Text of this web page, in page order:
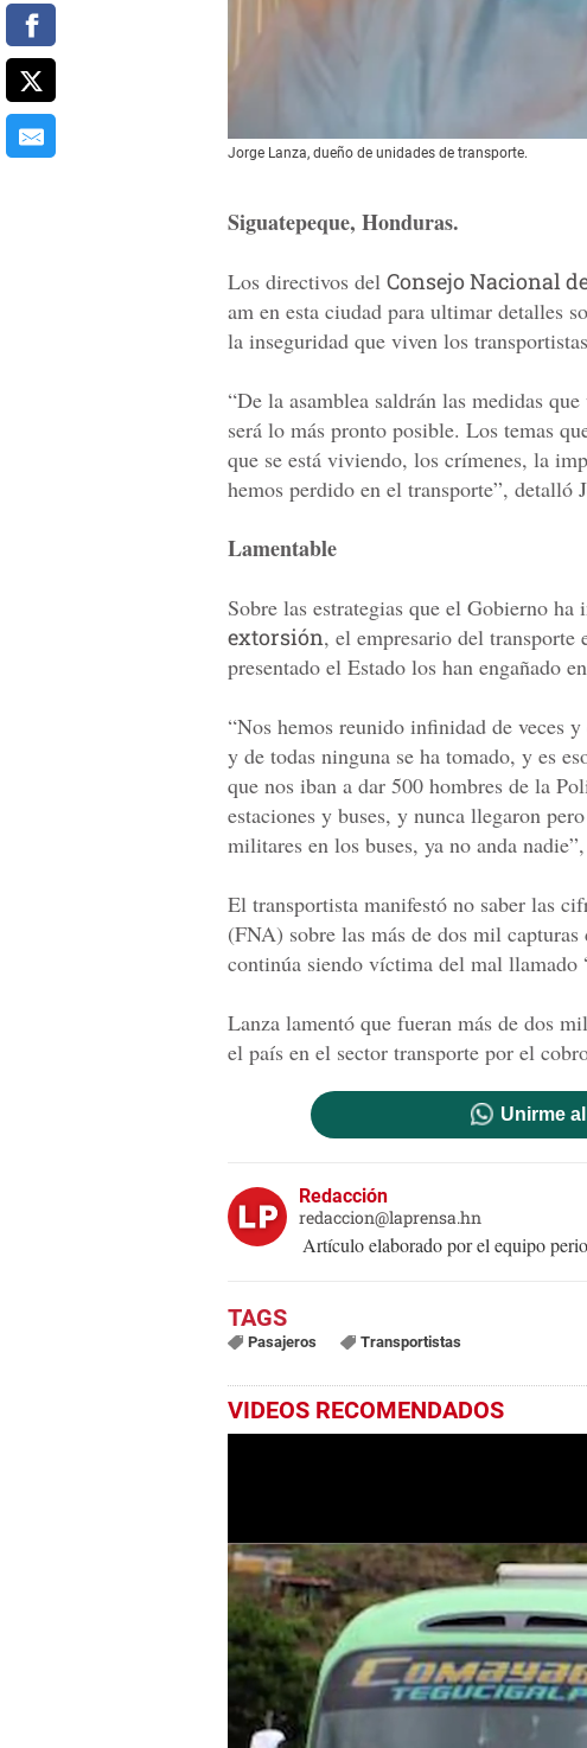
Jorge Lanza, dueño de unidades de transporte.
Siguatepeque, Honduras.
Los directivos del Consejo Nacional
am en esta ciudad para ultimar detalles
la inseguridad que viven los
“De la asamblea saldrán las medidas
será lo más pronto posible. Los temas
que se está viviendo, los crímenes, la
hemos perdido en el transporte”, detalló
Lamentable
Sobre las estrategias que el Gobierno ha
extorsión, el empresario del transporte
presentado el Estado los han engañado
“Nos hemos reunido infinidad de veces
y de todas ninguna se ha tomado, y es
que nos iban a dar 500 hombres de la
estaciones y buses, y nunca llegaron
militares en los buses, ya no anda
El transportista manifestó no saber las
(FNA) sobre las más de dos mil
continúa siendo víctima del mal llamado
Lanza lamentó que fueran más de dos
el país en el sector transporte por el
Unirme
Redacción
redaccion@laprensa.hn
Artículo elaborado por el equipo
Pasajeros Transportistas
VIDEOS RECOMENDADOS